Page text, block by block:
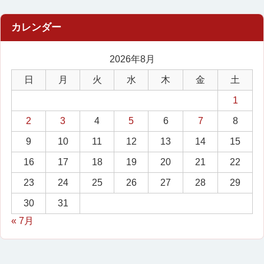
2026年8月
日 月 火 水 木 金 土
1
2 3 4 5 6 7 8
9 10 11 12 13 14 15
16 17 18 19 20 21 22
23 24 25 26 27 28 29
30
31
« 7月